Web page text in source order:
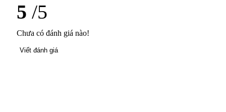
5 /5
Chưa có đánh giá nào!
Viết đánh giá